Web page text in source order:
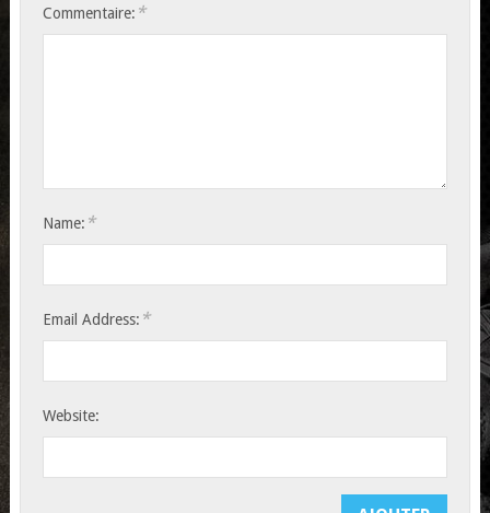
Commentaire: *
Name: *
Email Address: *
Website: